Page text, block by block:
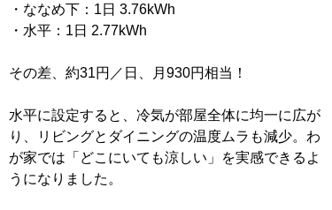
・ななめ下：1日 3.76kWh
・水平：1日 2.77kWh
その差、約31円／日、月930円相当！
水平に設定すると、冷気が部屋全体に均一に広が
り、リビングとダイニングの温度ムラも減少。わ
が家では「どこにいても涼しい」を実感できるよ
うになりました。